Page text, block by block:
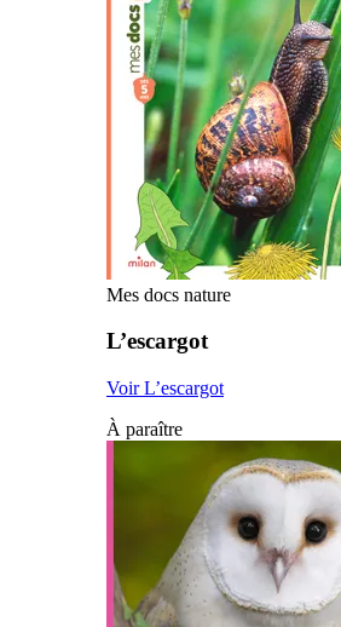
Mes docs nature
L’escargot
Voir L’escargot
À paraître